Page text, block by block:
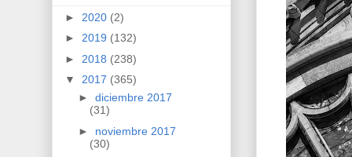
► 2020 (2)
► 2019 (132)
► 2018 (238)
▼ 2017 (365)
► diciembre 2017
(31)
► noviembre 2017
(30)